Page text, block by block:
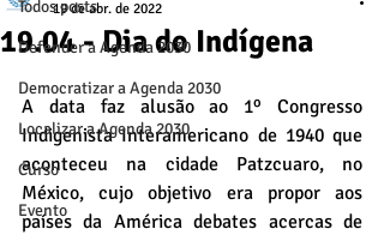
Todos posts
Defender a Agenda 2030
Democratizar a Agenda 2030
Localizar a Agenda 2030
Curso
Evento
19.04 - Dia do Indígena
19 de abr. de 2022
A data faz alusão ao 1º Congresso
Indigenista Interamericano de 1940 que
aconteceu na cidade Patzcuaro, no
México, cujo objetivo era propor aos
países da América debates acercas de